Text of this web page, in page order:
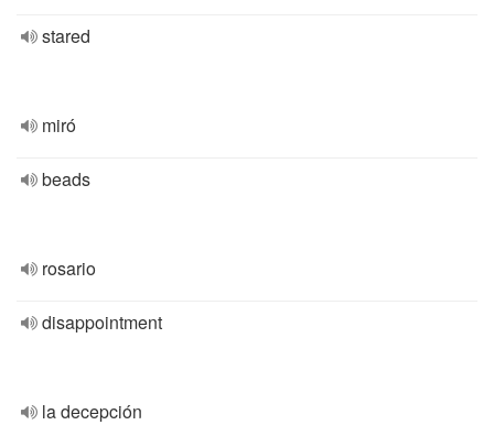
stared
miró
beads
rosario
disappointment
la decepción